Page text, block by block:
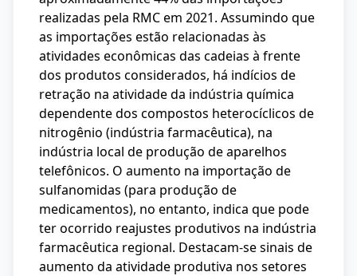
realizadas pela RMC em 2021. Assumindo que
as importações estão relacionadas às
atividades econômicas das cadeias à frente
dos produtos considerados, há indícios de
retração na atividade da indústria química
dependente dos compostos heterocíclicos de
nitrogênio (indústria farmacêutica), na
indústria local de produção de aparelhos
telefônicos. O aumento na importação de
sulfanomidas (para produção de
medicamentos), no entanto, indica que pode
ter ocorrido reajustes produtivos na indústria
farmacêutica regional. Destacam-se sinais de
aumento da atividade produtiva nos setores